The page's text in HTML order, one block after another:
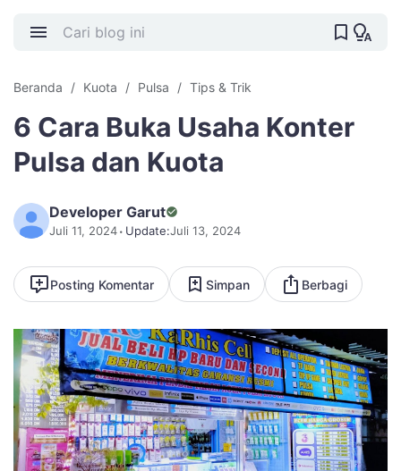
Beranda Kuota Pulsa Tips & Trik
6 Cara Buka Usaha Konter
Pulsa dan Kuota
Developer Garut
Juli 11, 2024 Update:Juli 13, 2024
Posting Komentar Simpan Berbagi